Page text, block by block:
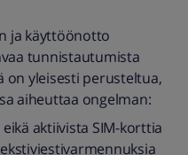
ja käyttöönotto
tunnistautumista
on yleisesti perusteltua,
aiheuttaa ongelman:
aktiivista SIM-korttia